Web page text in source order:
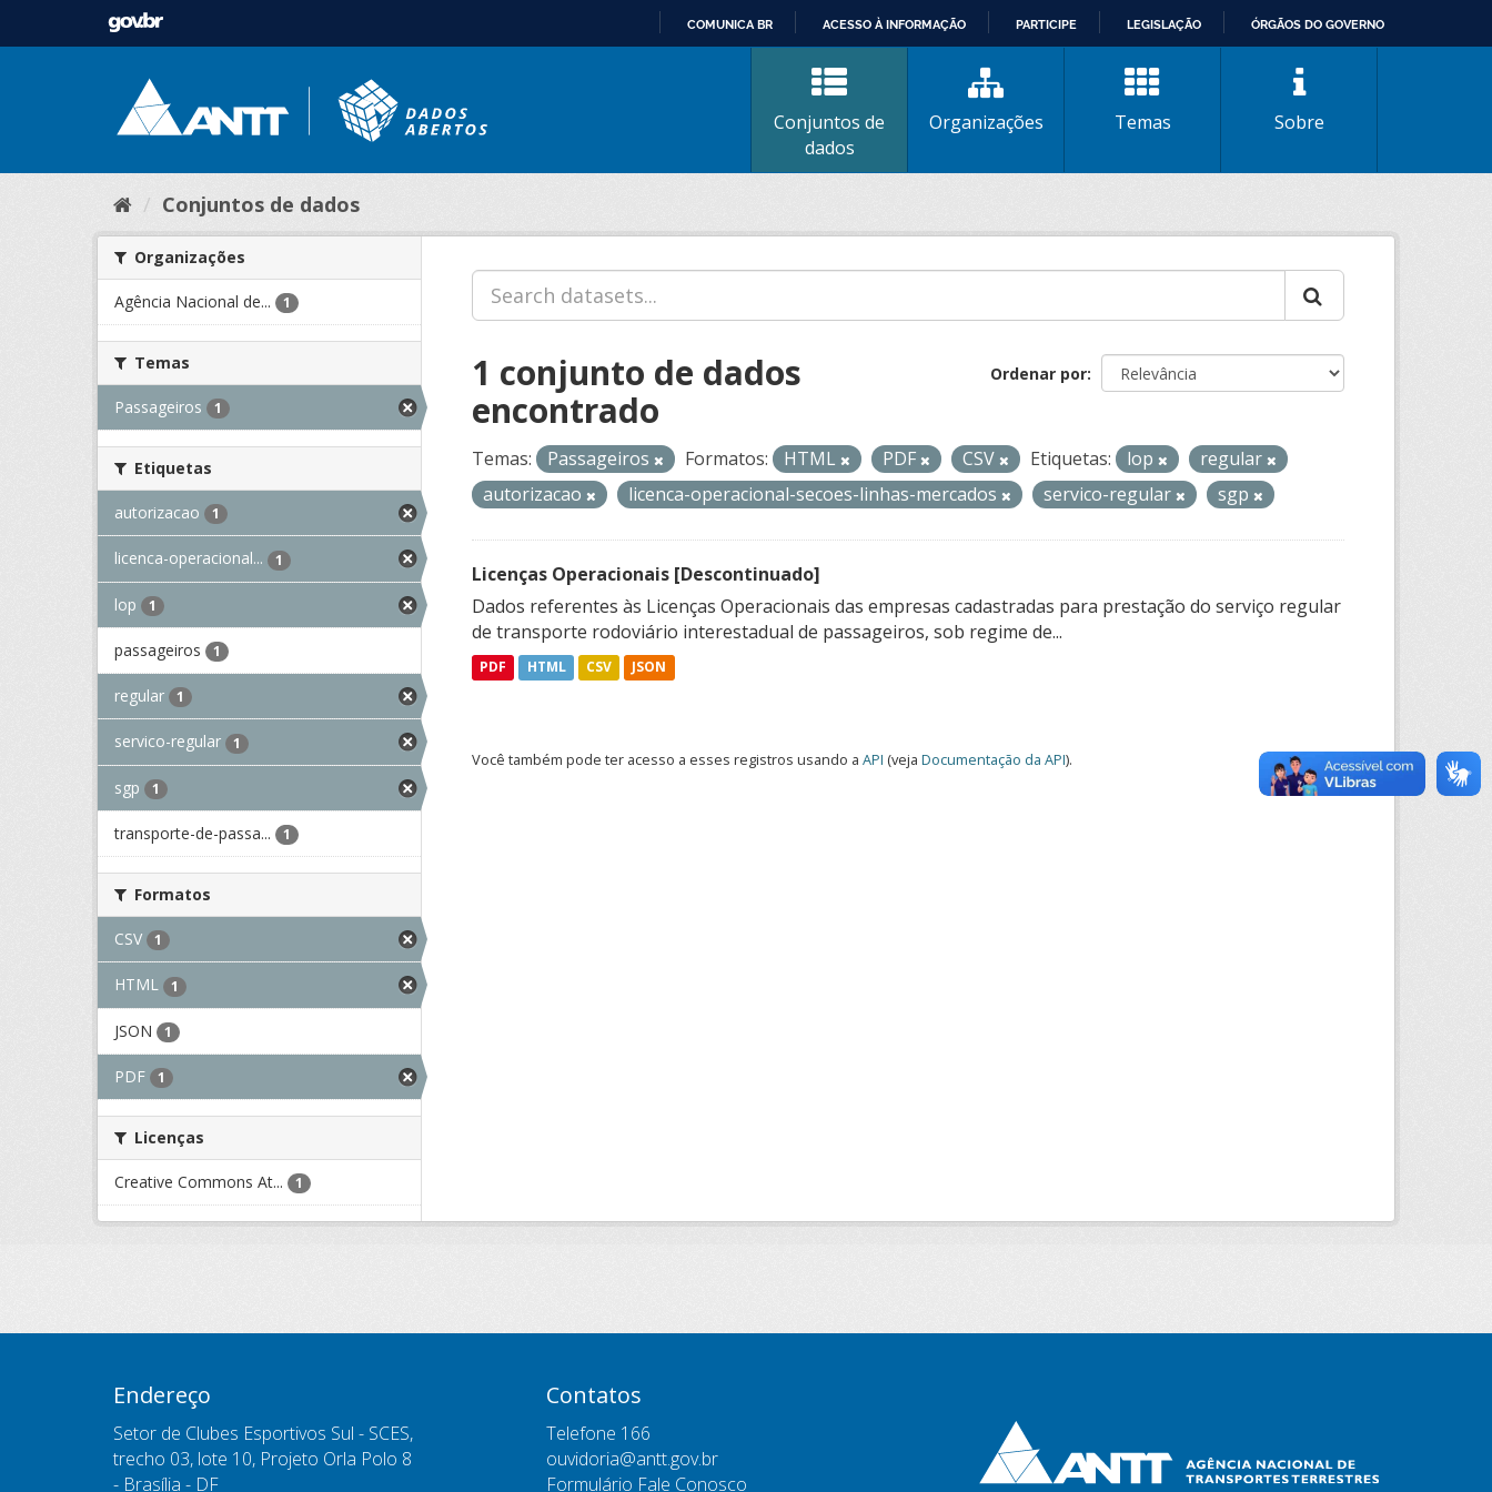
CONTEÚDO
COMUNICA BR ACESSO À INFORMAÇÃO PARTICIPE LEGISLAÇÃO ÓRGÃOS DO GOVERNO
Conjuntos de
dados
Organizações Temas Sobre
Conjuntos de dados
Organizações
Agência Nacional de... 1
Temas
Passageiros 1
Etiquetas
autorizacao 1
licenca-operacional... 1
lop 1
passageiros 1
regular 1
servico-regular 1
sgp 1
transporte-de-passa... 1
Formatos
CSV 1
HTML 1
JSON 1
PDF 1
Licenças
Creative Commons At... 1
Ordenar por
1 conjunto de dados
encontrado
Temas: Passageiros Formatos: HTML PDF CSV Etiquetas: lop
regular
autorizacao
licenca-operacional-secoes-linhas-mercados servico-regular sgp
Licenças Operacionais [Descontinuado]
Dados referentes às Licenças Operacionais das empresas cadastradas para prestação do serviço regular
de transporte rodoviário interestadual de passageiros, sob regime de...
PDF HTML CSV JSON
Você também pode ter acesso a esses registros usando a API (veja Documentação da API).
Endereço
Setor de Clubes Esportivos Sul - SCES,
trecho 03, lote 10, Projeto Orla Polo 8
- Brasília - DF
Contatos
Telefone 166
ouvidoria@antt.gov.br
Formulário Fale Conosco